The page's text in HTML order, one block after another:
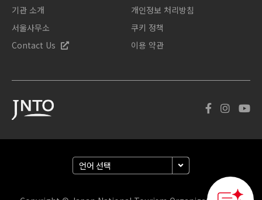
기관 소개
서울사무소
Contact Us
개인정보 처리방침
쿠키 정책
이용 약관
help you?